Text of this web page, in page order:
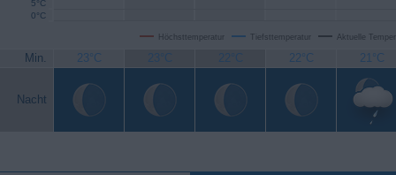
Höchsttemperatur Tiefsttemperatur Aktuelle
0°C
5°C
Min. 23°C 23°C 22°C 22°C 21°C
Nacht